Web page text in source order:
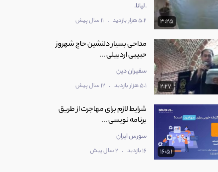
3:25
.لیانا.
5.2 هزار بازدید . 11 سال پیش
2:27
مداحی بسیار دلنشین حاج شهروز
حبیبی اردبیلی ...
سفیران دین
5.1 هزار بازدید . 12 سال پیش
16:51
شرایط لازم برای مهاجرت از طریق
برنامه نویسی ...
سورس ایران
16 بازدید . 2 سال پیش